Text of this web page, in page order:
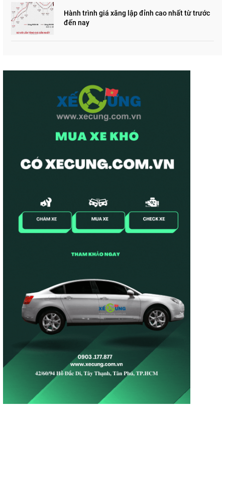
Hành trình giá xăng lập đỉnh cao nhất từ trước
đến nay